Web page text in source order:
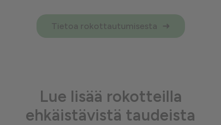
Tietoa rokottautumisesta
Lue lisää rokotteilla
ehkäistävistä taudeista